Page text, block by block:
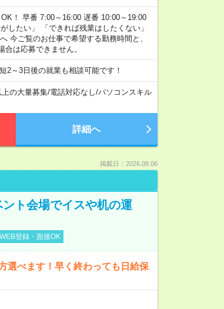
！ 早番 7:00～16:00 遅番 10:00～19:00
したい」 「できれば残業はしたくない」
今ご覧のお仕事で希望する勤務時間と、
は応募できません。
2～3日後の就業も相談可能です！
の大量募集/電話対応なし/パソコンスキル
詳細へ
掲載日：2026.08.06
ト会場でイスや机の運
WEB登録・面接OK
選べます！早く終わっても日給保